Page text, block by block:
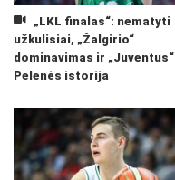
„LKL finalas“: nematyti
užkulisiai, „Žalgirio“
dominavimas ir „Juventus“
Pelenės istorija